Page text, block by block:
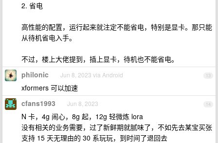
2. 省电
高性能的配置，运行起来就注定不能省电，特别是显卡。那只能
从待机省电入手。
不过，楼上大佬提到，插上显卡，待机也不能省电。
13
philonic Jun 8, 2023 via Android
xformers 可以加速
14
cfans1993 Jun 8, 2023
N 卡，4g 闹心，8g 起，12g 轻微炼 lora
没有相关的业务需要，过了新鲜期就腻味了，不如先去某宝买张
支持 15 天无理由的 30 系玩玩，到时间了退回去